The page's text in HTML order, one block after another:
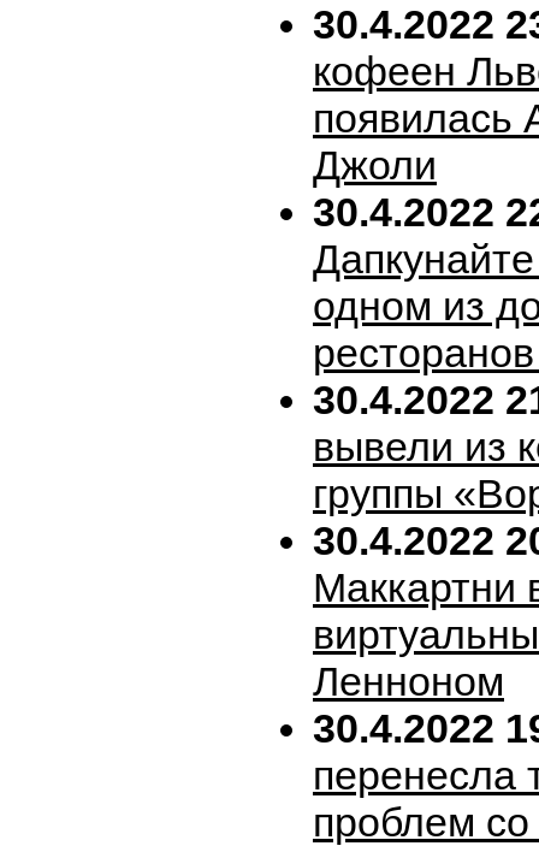
30.4.2022
кофеен
появилась
Джоли
30.4.2022
одном из
30.4.2022
вывели из
группы
30.4.2022
Маккартни
Ленноном
30.4.2022
перенесла
проблем